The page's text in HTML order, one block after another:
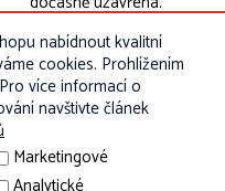
nabídnout kvalitní
cookies. Prohlížením
více informací o
navštivte článek
Marketingové